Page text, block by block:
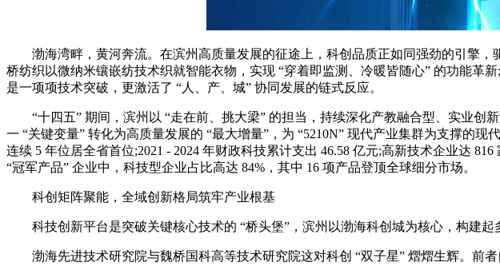
渤海湾畔，黄河奔流。在滨州高质量发展的征途上，科创品质正如同强劲的引擎，
桥纺织以微纳米镶嵌纺技术织就智能衣物，实现 “穿着即监测、冷暖皆随心” 的功能
是一项项技术突破，更激活了 “人、产、城” 协同发展的链式反应。
“十四五” 期间，滨州以 “走在前、挑大梁” 的担当，持续深化产教融合型、实业创
一 “关键变量” 转化为高质量发展的 “最大增量”，为 “5210N” 现代产业集群为支撑的
连续 5 年位居全省首位;2021 - 2024 年财政科技累计支出 46.58 亿元;高新技术企业达
“冠军产品” 企业中，科技型企业占比高达 84%，其中 16 项产品登顶全球细分市场。
科创矩阵聚能，全域创新格局筑牢产业根基
科技创新平台是突破关键核心技术的 “桥头堡”，滨州以渤海科创城为核心，构建起
渤海先进技术研究院与魏桥国科高等技术研究院这对科创 “双子星” 熠熠生辉。前者